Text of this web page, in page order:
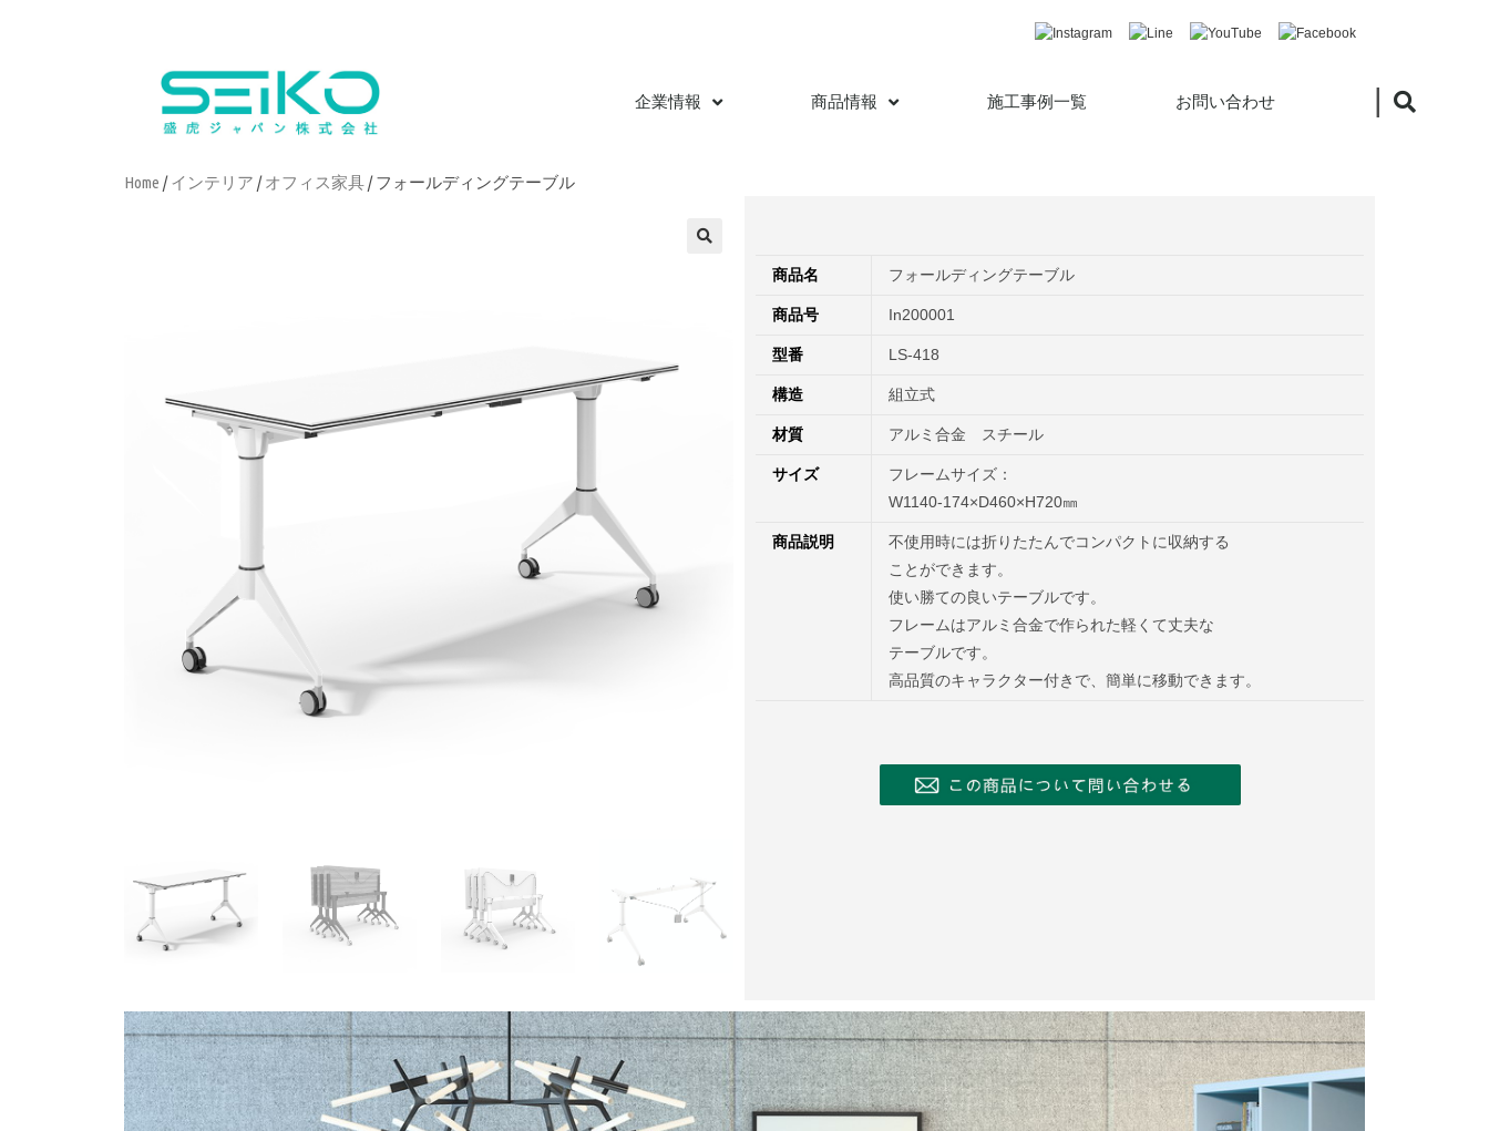
企業情報 商品情報 施工事例一覧 お問い合わせ
Home /インテリア /オフィス家具/ フォールディングテーブル
商品名 フォールディングテーブル
商品号 In200001
型番 LS-418
構造 組立式
材質 アルミ合金 スチール
サイズ
フレームサイズ：
W1140-174×D460×H720㎜
商品説明
不使用時には折りたたんでコンパクトに収納する
ことができます。
使い勝ての良いテーブルです。
フレームはアルミ合金で作られた軽くて丈夫な
テーブルです。
高品質のキャラクター付きで、簡単に移動できます。